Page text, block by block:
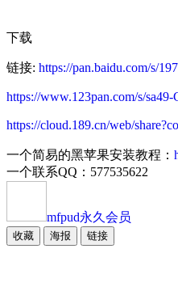
下载
链接: https://pan.baidu.com/s/
https://www.123pan.com/s/sa49-
https://cloud.189.cn/web/
一个简易的黑苹果安装教程：
一个联系QQ：577535622
mfpud永久会员
收藏 海报 链接